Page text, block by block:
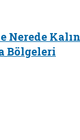
Nerede
Bölgeleri